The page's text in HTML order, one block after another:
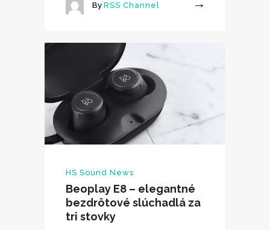
By RSS Channel
More
HS Sound News
Beoplay E8 – elegantné
bezdrôtové slúchadlá za
tri stovky